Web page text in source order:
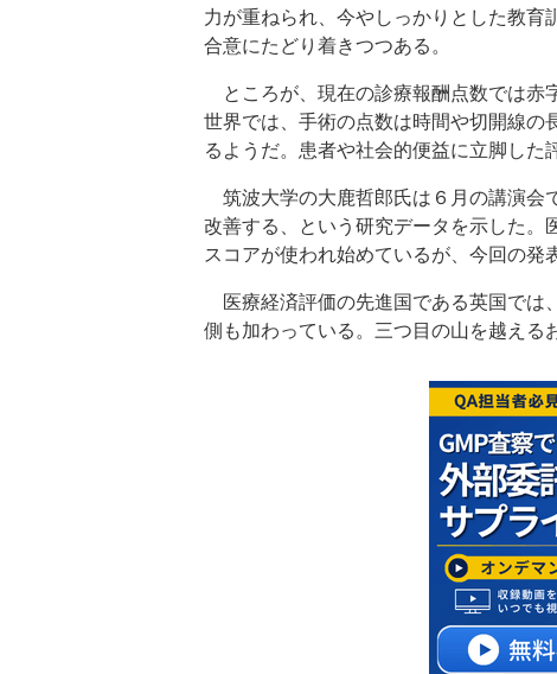
力が重ねられ、今やしっかりとした教育
合意にたどり着きつつある。
ところが、現在の診療報酬点数では赤
世界では、手術の点数は時間や切開線の
るようだ。患者や社会的便益に立脚した
筑波大学の大鹿哲郎氏は６月の講演会
改善する、という研究データを示した。
スコアが使われ始めているが、今回の発
医療経済評価の先進国である英国では
側も加わっている。三つ目の山を越える